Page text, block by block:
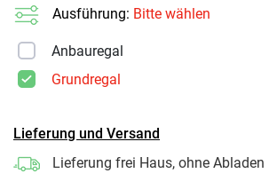
Ausführung: Bitte wählen
Anbauregal
Grundregal
Lieferung und Versand
Lieferung frei Haus, ohne Abladen